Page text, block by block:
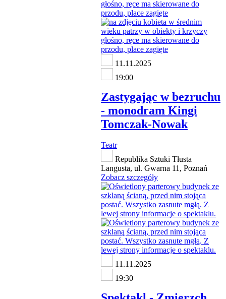
11.11.2025
19:00
Zastygając w bezruchu
- monodram Kingi
Tomczak-Nowak
Teatr
Republika Sztuki Tłusta
Langusta, ul. Gwarna 11, Poznań
Zobacz szczegóły
11.11.2025
19:30